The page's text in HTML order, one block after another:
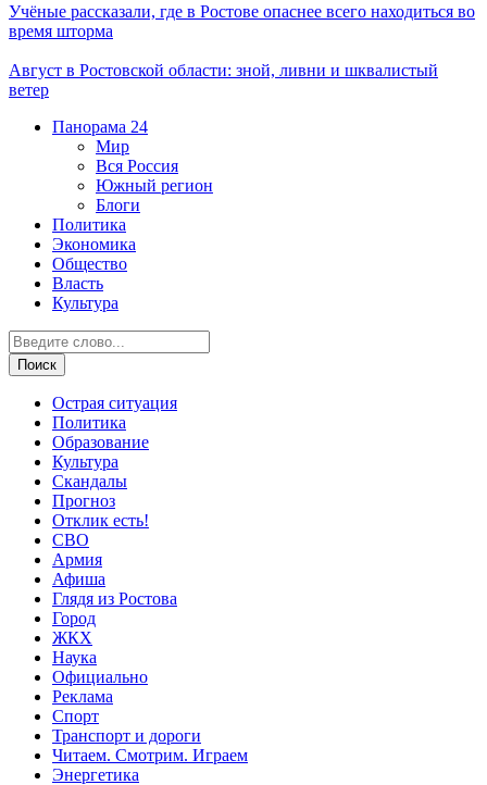
Учёные рассказали, где в Ростове опаснее всего находиться во
время шторма
Август в Ростовской области: зной, ливни и шквалистый
ветер
Панорама 24
Мир
Вся Россия
Южный регион
Блоги
Политика
Экономика
Общество
Власть
Культура
Острая ситуация
Политика
Образование
Культура
Скандалы
Прогноз
Отклик есть!
СВО
Армия
Афиша
Глядя из Ростова
Город
ЖКХ
Наука
Официально
Реклама
Спорт
Транспорт и дороги
Читаем. Смотрим. Играем
Энергетика